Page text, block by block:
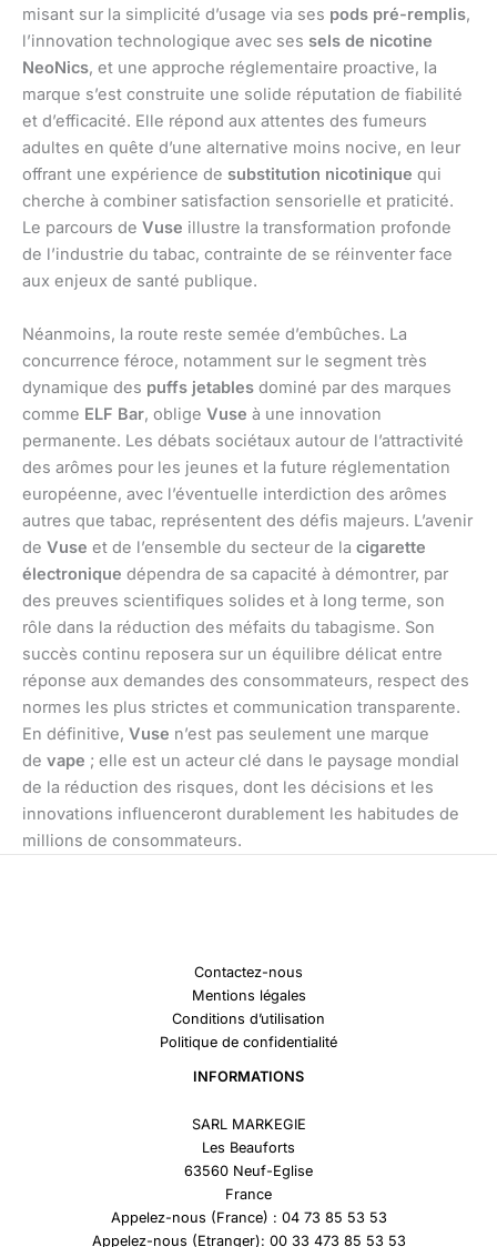
misant sur la simplicité d’usage via ses pods pré-remplis,
l’innovation technologique avec ses sels de nicotine
NeoNics, et une approche réglementaire proactive, la
marque s’est construite une solide réputation de fiabilité
et d’efficacité. Elle répond aux attentes des fumeurs
adultes en quête d’une alternative moins nocive, en leur
offrant une expérience de substitution nicotinique qui
cherche à combiner satisfaction sensorielle et praticité.
Le parcours de Vuse illustre la transformation profonde
de l’industrie du tabac, contrainte de se réinventer face
aux enjeux de santé publique.
Néanmoins, la route reste semée d’embûches. La
concurrence féroce, notamment sur le segment très
dynamique des puffs jetables dominé par des marques
comme ELF Bar, oblige Vuse à une innovation
permanente. Les débats sociétaux autour de l’attractivité
des arômes pour les jeunes et la future réglementation
européenne, avec l’éventuelle interdiction des arômes
autres que tabac, représentent des défis majeurs. L’avenir
de Vuse et de l’ensemble du secteur de la cigarette
électronique dépendra de sa capacité à démontrer, par
des preuves scientifiques solides et à long terme, son
rôle dans la réduction des méfaits du tabagisme. Son
succès continu reposera sur un équilibre délicat entre
réponse aux demandes des consommateurs, respect des
normes les plus strictes et communication transparente.
En définitive, Vuse n’est pas seulement une marque
de vape ; elle est un acteur clé dans le paysage mondial
de la réduction des risques, dont les décisions et les
innovations influenceront durablement les habitudes de
millions de consommateurs.
Contactez-nous
Mentions légales
Conditions d’utilisation
Politique de confidentialité
INFORMATIONS
SARL MARKEGIE
Les Beauforts
63560 Neuf-Eglise
France
Appelez-nous (France) : 04 73 85 53 53
Appelez-nous (Etranger): 00 33 473 85 53 53